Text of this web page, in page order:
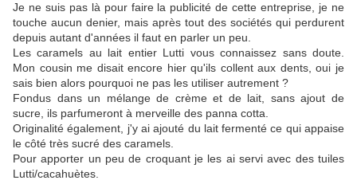
Je ne suis pas là pour faire la publicité de cette entreprise, je ne
touche aucun denier, mais après tout des sociétés qui perdurent
depuis autant d'années il faut en parler un peu.
Les caramels au lait entier Lutti vous connaissez sans doute.
Mon cousin me disait encore hier qu'ils collent aux dents, oui je
sais bien alors pourquoi ne pas les utiliser autrement ?
Fondus dans un mélange de crème et de lait, sans ajout de
sucre, ils parfumeront à merveille des panna cotta.
Originalité également, j'y ai ajouté du lait fermenté ce qui appaise
le côté très sucré des caramels.
Pour apporter un peu de croquant je les ai servi avec des tuiles
Lutti/cacahuètes.